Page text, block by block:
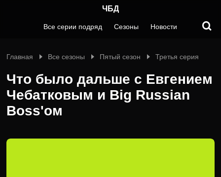
ЧБД
Все серии подряд Сезоны Новости
Главная Все сезоны Пятый сезон Третья серия
Что было дальше с Евгением
Чебатковым и Big Russian
Boss'ом